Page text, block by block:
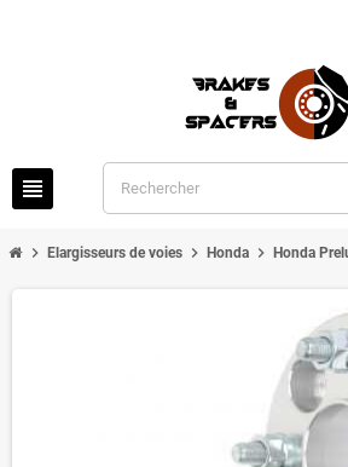
view_headline
chevron_right Elargisseurs de voies chevron_right Honda chevron_right Honda